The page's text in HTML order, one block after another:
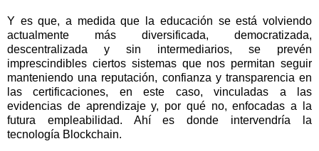
Y es que, a medida que la educación se está volviendo
actualmente más diversificada, democratizada,
descentralizada y sin intermediarios, se prevén
imprescindibles ciertos sistemas que nos permitan seguir
manteniendo una reputación, confianza y transparencia en
las certificaciones, en este caso, vinculadas a las
evidencias de aprendizaje y, por qué no, enfocadas a la
futura empleabilidad. Ahí es donde intervendría la
tecnología Blockchain.